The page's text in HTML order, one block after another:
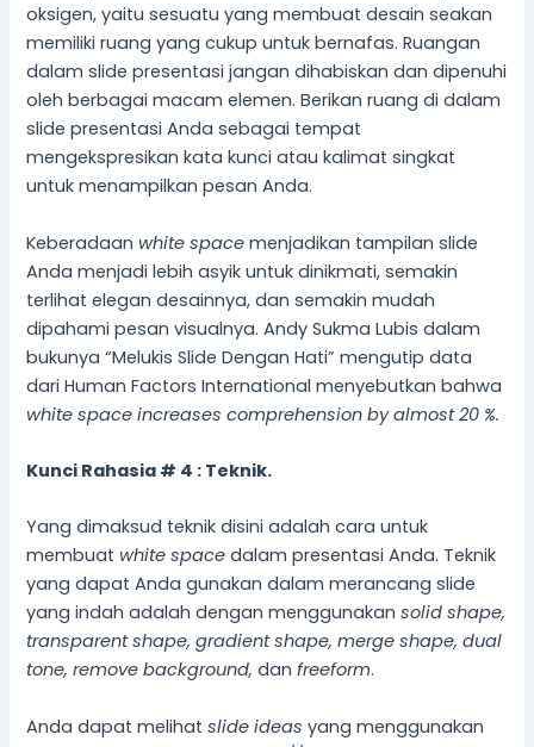
oksigen, yaitu sesuatu yang membuat desain seakan
memiliki ruang yang cukup untuk bernafas. Ruangan
dalam slide presentasi jangan dihabiskan dan dipenuhi
oleh berbagai macam elemen. Berikan ruang di dalam
slide presentasi Anda sebagai tempat
mengekspresikan kata kunci atau kalimat singkat
untuk menampilkan pesan Anda.
Keberadaan white space menjadikan tampilan slide
Anda menjadi lebih asyik untuk dinikmati, semakin
terlihat elegan desainnya, dan semakin mudah
dipahami pesan visualnya. Andy Sukma Lubis dalam
bukunya “Melukis Slide Dengan Hati” mengutip data
dari Human Factors International menyebutkan bahwa
white space increases comprehension by almost 20 %.
Kunci Rahasia # 4 : Teknik.
Yang dimaksud teknik disini adalah cara untuk
membuat white space dalam presentasi Anda. Teknik
yang dapat Anda gunakan dalam merancang slide
yang indah adalah dengan menggunakansolid shape,
transparent shape, gradient shape, merge shape, dual
tone, remove background,dan freeform.
Anda dapat melihatslide ideas yang menggunakan